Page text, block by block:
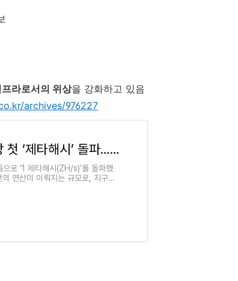
라로서의 위상을 강화하고 있음
archives/976227
비트코인 해시레이트 사상 첫 ‘제타해시’ 돌파… “역사적 랠리의 전조?" | 블록미디어
로 ‘1 제타해시(ZH/s)’를 돌파했
연산이 이뤄지는 규모로, 지구상